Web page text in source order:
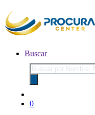
Buscar
Búsqueda
de
productos
0